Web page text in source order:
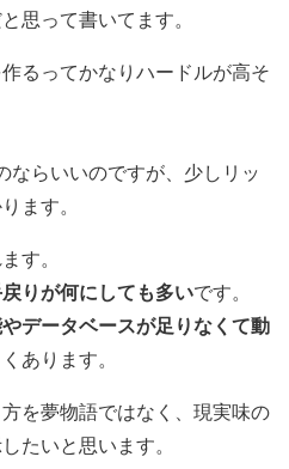
思って書いてます。
るってかなりハードルが高そ
ならいいのですが、少しリッ
ます。
す。
りが何にしても多いです。
データベースが足りなくて動
あります。
を夢物語ではなく、現実味の
たいと思います。